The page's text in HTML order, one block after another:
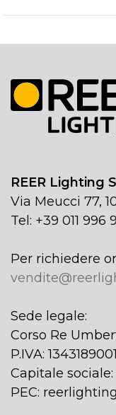
REER Lighting
Via Meucci 77,
Tel: +39 011 996
Per richiedere
Sede legale:
Corso Re
P.IVA:
Capitale sociale:
PEC: